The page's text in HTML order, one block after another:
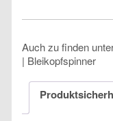
Auch zu finden
| Bleikopfspinner